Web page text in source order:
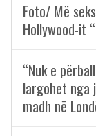
Foto/ Më
Hollywood-it
“Nuk e
largohet nga
madh në